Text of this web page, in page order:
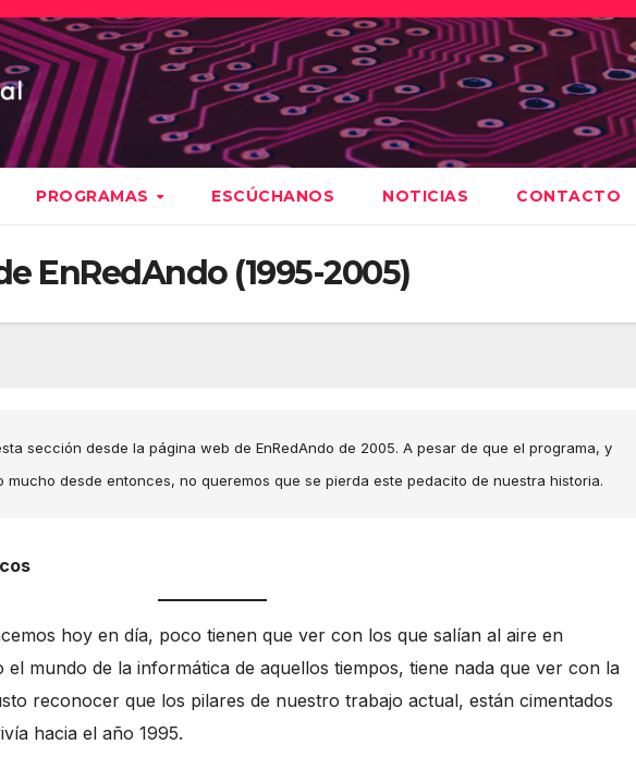
PROGRAMAS ESCÚCHANOS NOTICIAS CONTACTO
EnRedAndo (1995-2005)
sección desde la página web de EnRedAndo de 2005. A pesar de que el programa, y
mucho desde entonces, no queremos que se pierda este pedacito de nuestra historia.
hoy en día, poco tienen que ver con los que salían al aire en
el mundo de la informática de aquellos tiempos, tiene nada que ver con la
reconocer que los pilares de nuestro trabajo actual, están cimentados
hacia el año 1995.